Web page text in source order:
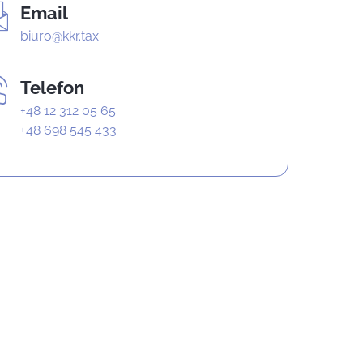
Email
biuro@kkr.tax
Telefon
+48 12 312 05 65
+48 698 545 433